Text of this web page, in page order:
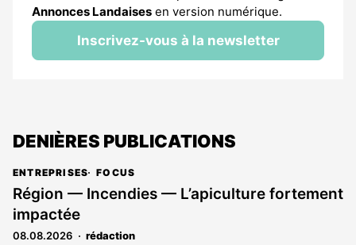
Annonces Landaises en version numérique.
Inscrivez-vous à la newsletter
DENIÈRES PUBLICATIONS
ENTREPRISES FOCUS
Région — Incendies — L’apiculture fortement
impactée
08.08.2026 rédaction